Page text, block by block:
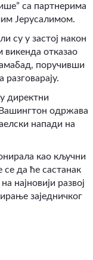
са партнерима
Јерусалимом.
су у застој након
отказао
поручивши
директни
одржава
напади на
као кључни
се да ће састанак
најновији развој
заједничког